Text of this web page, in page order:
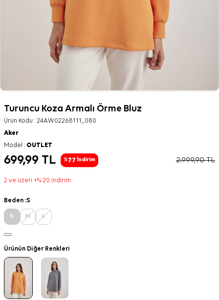
Turuncu Koza Armalı Örme Bluz
Ürün Kodu : 24AW02268111_080
Aker
Model : OUTLET
699,99 TL %77 İndirim 2.999,90TL
2 ve üzeri +% 20 indirim
Beden :S
S M L
Ürünün Diğer Renkleri